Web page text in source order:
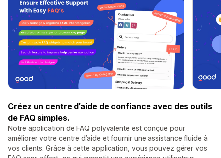
Créez un centre d’aide de confiance avec des outils
de FAQ simples.
Notre application de FAQ polyvalente est conçue pour
améliorer votre centre d’aide et fournir une assistance fluide à
vos clients. Grâce à cette application, vous pouvez gérer vos